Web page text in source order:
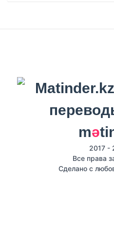
mә
2017 -
Все права
Сделано с